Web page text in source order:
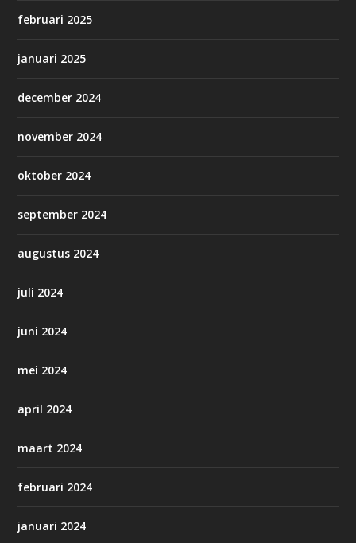
februari 2025
januari 2025
december 2024
november 2024
oktober 2024
september 2024
augustus 2024
juli 2024
juni 2024
mei 2024
april 2024
maart 2024
februari 2024
januari 2024